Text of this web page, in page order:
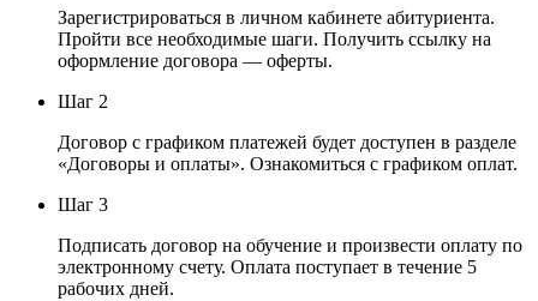
Зарегистрироваться в личном кабинете абитуриента.
Пройти все необходимые шаги. Получить ссылку на
оформление договора — оферты.
Шаг 2
Договор с графиком платежей будет доступен в разделе
«Договоры и оплаты». Ознакомиться с графиком оплат.
Шаг 3
Подписать договор на обучение и произвести оплату по
электронному счету. Оплата поступает в течение 5
рабочих дней.